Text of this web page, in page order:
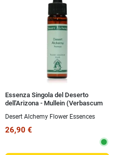
Essenza Singola del Deserto
dell'Arizona - Mullein (Verbascum
Desert Alchemy Flower Essences
26,90 €